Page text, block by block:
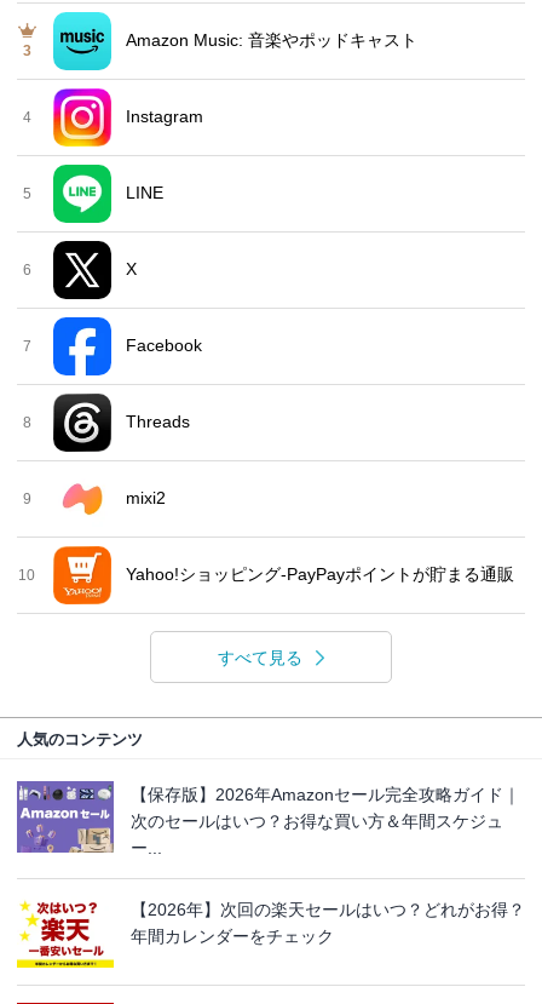
3
Amazon Music: 音楽やポッドキャスト
4 Instagram
5 LINE
6 X
7 Facebook
8 Threads
9 mixi2
10 Yahoo!ショッピング-PayPayポイントが貯まる通販
すべて見る
人気のコンテンツ
【保存版】2026年Amazonセール完全攻略ガイド｜
次のセールはいつ？お得な買い方＆年間スケジュ
ー...
【2026年】次回の楽天セールはいつ？どれがお得？
年間カレンダーをチェック